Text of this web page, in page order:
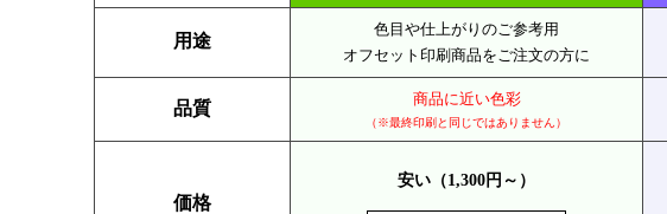
用途
色目や仕上がりのご参考用
オフセット印刷商品をご注文の方に
品質 商品に近い色彩
（※最終印刷と同じではありません）
価格
安い（1,300円～）